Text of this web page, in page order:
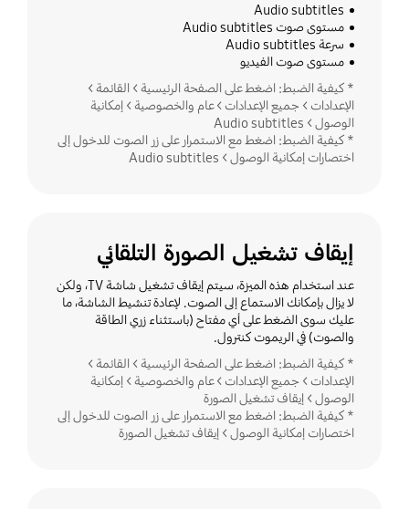
Audio subtitles
مستوى صوت Audio subtitles
سرعة Audio subtitles
مستوى صوت الفيديو
* كيفية الضبط: اضغط على الصفحة الرئيسية > القائمة >
الإعدادات > جميع الإعدادات > عام والخصوصية > إمكانية
الوصول > Audio subtitles
* كيفية الضبط: اضغط مع الاستمرار على زر الصوت للدخول إلى
اختصارات إمكانية الوصول > Audio subtitles
إيقاف تشغيل الصورة التلقائي
عند استخدام هذه الميزة، سيتم إيقاف تشغيل شاشة TV، ولكن
لا يزال بإمكانك الاستماع إلى الصوت. لإعادة تنشيط الشاشة، ما
عليك سوى الضغط على أي مفتاح (باستثناء زري الطاقة
والصوت) في الريموت كنترول.
* كيفية الضبط: اضغط على الصفحة الرئيسية > القائمة >
الإعدادات > جميع الإعدادات > عام والخصوصية > إمكانية
الوصول > إيقاف تشغيل الصورة
* كيفية الضبط: اضغط مع الاستمرار على زر الصوت للدخول إلى
اختصارات إمكانية الوصول > إيقاف تشغيل الصورة